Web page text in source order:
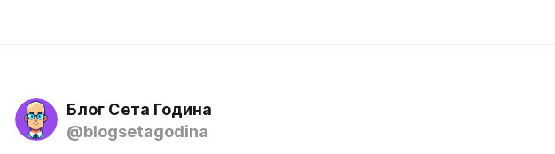
Блог Сета Година
@blogsetagodina